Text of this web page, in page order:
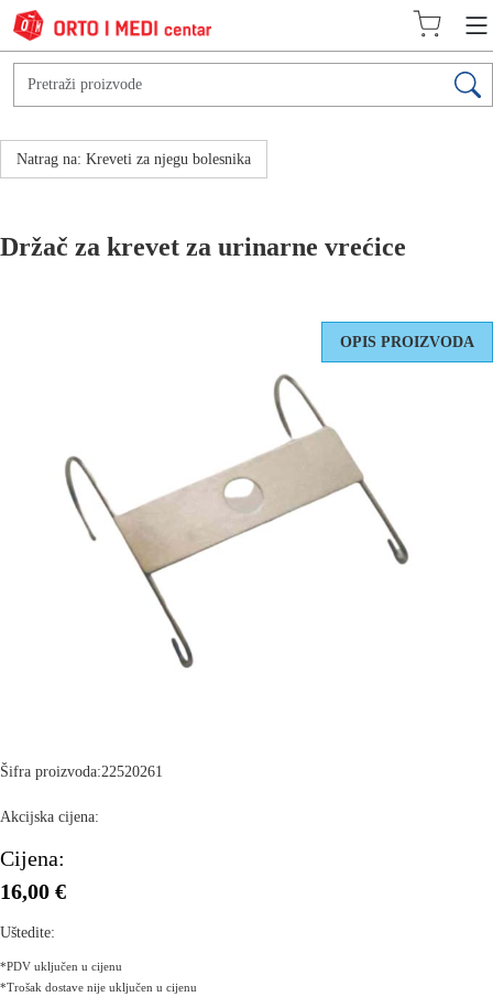
Natrag na: Kreveti za njegu bolesnika
Držač za krevet za urinarne vrećice
OPIS PROIZVODA
Šifra proizvoda:22520261
Akcijska cijena:
Cijena:
16,00 €
Uštedite:
*PDV uključen u cijenu
*Trošak dostave nije uključen u cijenu